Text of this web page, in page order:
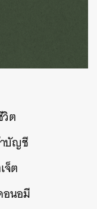
ต
าบัญชี
จ็ต
อนอมี